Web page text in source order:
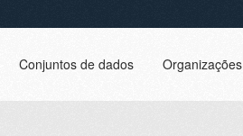
Conjuntos de dados Organizações